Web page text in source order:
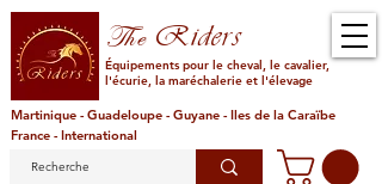
TheRiders
Équipements pour le cheval, le cavalier,
l'écurie, la maréchalerie et l'élevage
Martinique - Guadeloupe - Guyane - Iles de la Caraïbe
France - International